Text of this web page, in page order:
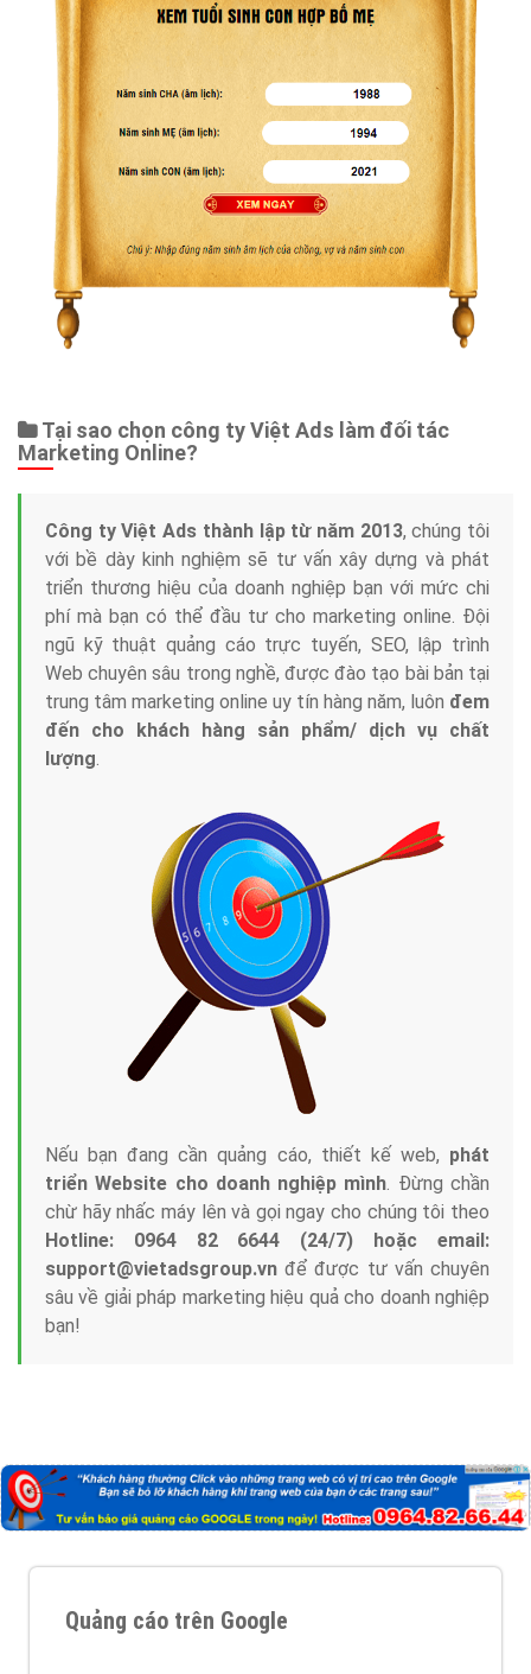
Tại sao chọn công ty Việt Ads làm đối tác
Marketing Online?
Công ty Việt Ads thành lập từ năm 2013, chúng tôi
với bề dày kinh nghiệm sẽ tư vấn xây dựng và phát
triển thương hiệu của doanh nghiệp bạn với mức chi
phí mà bạn có thể đầu tư cho marketing online. Đội
ngũ kỹ thuật quảng cáo trực tuyến, SEO, lập trình
Web chuyên sâu trong nghề, được đào tạo bài bản tại
trung tâm marketing online uy tín hàng năm, luôn đem
đến cho khách hàng sản phẩm/ dịch vụ chất
lượng.
Nếu bạn đang cần quảng cáo, thiết kế web, phát
triển Website cho doanh nghiệp mình. Đừng chần
chừ hãy nhấc máy lên và gọi ngay cho chúng tôi theo
Hotline: 0964 82 6644 (24/7) hoặc email:
support@vietadsgroup.vn để được tư vấn chuyên
sâu về giải pháp marketing hiệu quả cho doanh nghiệp
bạn!
Quảng cáo trên Google